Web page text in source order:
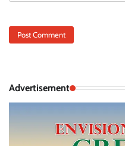
Advertisement